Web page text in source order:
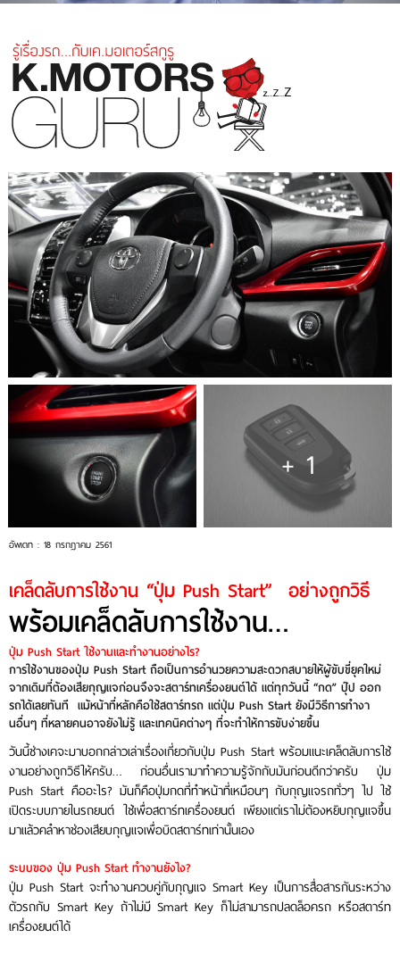
+ 1
อัพเดท : 18 กรกฎาคม 2561
เคล็ดลับการใช้งาน “ปุ่ม Push Start” อย่างถูกวิธี
พร้อมเคล็ดลับการใช้งาน…
ปุ่ม Push Start ใช้งานและทำงานอย่างไร?
การใช้งานของปุ่ม Push Startถือเป็นการอำนวยความสะดวกสบายให้ผู้ขับขี่ยุคใหม่
จากเดิมที่ต้องเสียกุญแจก่อนจึงจะสตาร์ทเครื่องยนต์ได้ แต่ทุกวันนี้ “กด” ปุ๊ป ออก
รถได้เลยทันที แม้หน้าที่หลักคือใช้สตาร์ทรถ แต่ปุ่ม Push Start ยังมีวิธีการทำงา
นอื่นๆ ที่หลายคนอาจยังไม่รู้ และเทคนิคต่างๆ ที่จะทำให้การขับง่ายขึ้น
วันนี้ช่างเคจะมาบอกกล่าวเล่าเรื่องเกี่ยวกับปุ่ม Push Start พร้อมแนะเคล็ดลับการใช้
งานอย่างถูกวิธีให้ครับ… ก่อนอื่นเรามาทำความรู้จักกับมันก่อนดีกว่าครับ ปุ่ม
Push Start คืออะไร? มันก็คือปุ่มกดที่ทำหน้าที่เหมือนๆ กับกุญแจรถทั่วๆ ไป ใช้
เปิดระบบภายในรถยนต์ ใช้เพื่อสตาร์ทเครื่องยนต์ เพียงแต่เราไม่ต้องหยิบกุญแจขึ้น
มาแล้วคลำหาช่องเสียบกุญแจเพื่อบิดสตาร์ทเท่านั้นเอง
ระบบของ ปุ่ม Push Start ทำงานยังไง?
ปุ่ม Push Start จะทำงานควบคู่กับกุญแจ Smart Key เป็นการสื่อสารกันระหว่าง
ตัวรถกับ Smart Key ถ้าไม่มี Smart Key ก็ไม่สามารถปลดล็อครถ หรือสตาร์ท
เครื่องยนต์ได้